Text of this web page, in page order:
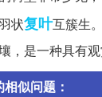
状复叶互簇生
，是一种具有
似问题：